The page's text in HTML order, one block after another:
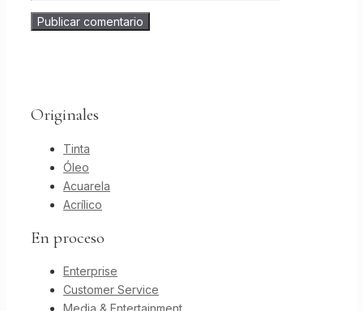
Originales
Tinta
Óleo
Acuarela
Acrílico
En proceso
Enterprise
Customer Service